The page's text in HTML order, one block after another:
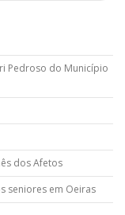
Pedroso do Município
dos Afetos
seniores em Oeiras